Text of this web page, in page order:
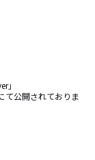
」
て公開されておりま